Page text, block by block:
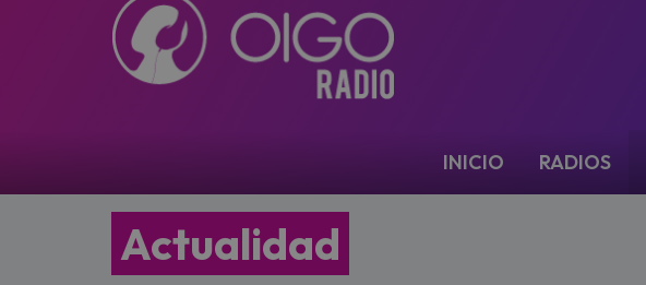
INICIO RADIOS
Actualidad